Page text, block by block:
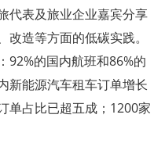
代表及旅业企业嘉宾分享
造等方面的低碳实践。
92%的国内航班和86%的
新能源汽车租车订单增长
单占比已超五成；1200家